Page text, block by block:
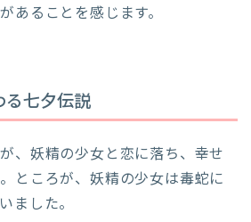
あることを感じます。
る七夕伝説
、妖精の少女と恋に落ち、幸せ
ところが、妖精の少女は毒蛇に
ました。